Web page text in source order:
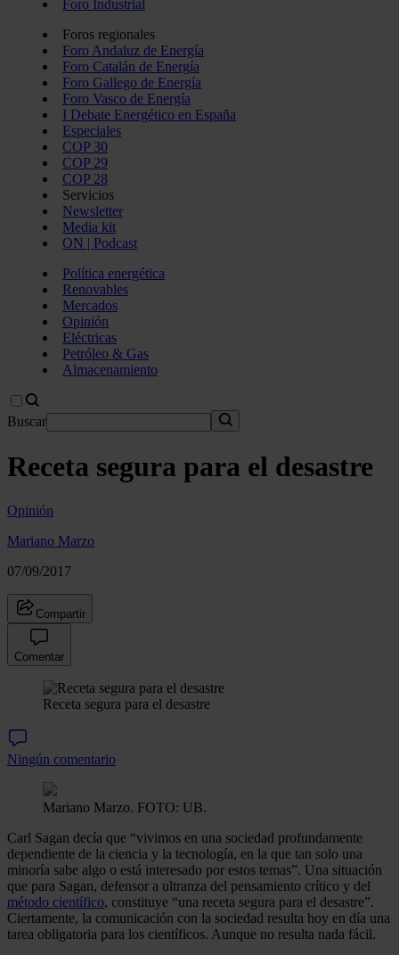
Foro Industrial
Foros regionales
Foro Andaluz de Energía
Foro Catalán de Energía
Foro Gallego de Energía
Foro Vasco de Energía
I Debate Energético en España
Especiales
COP 30
COP 29
COP 28
Servicios
Newsletter
Media kit
ON | Podcast
Política energética
Renovables
Mercados
Opinión
Eléctricas
Petróleo & Gas
Almacenamiento
Buscar
Receta segura para el desastre
Opinión
Mariano Marzo
07/09/2017
Compartir
Comentar
Receta segura para el desastre
Ningún comentario
Mariano Marzo. FOTO: UB.
Carl Sagan decía que “vivimos en una sociedad profundamente
dependiente de la ciencia y la tecnología, en la que tan solo una
minoría sabe algo o está interesado por estos temas”. Una situación
que para Sagan, defensor a ultranza del pensamiento crítico y del
método científico, constituye “una receta segura para el desastre”.
Ciertamente, la comunicación con la sociedad resulta hoy en día una
tarea obligatoria para los científicos. Aunque no resulta nada fácil.